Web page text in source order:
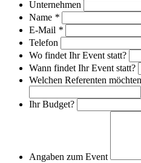
Unternehmen
Name *
E-Mail *
Telefon
Wo findet Ihr Event statt?
Wann findet Ihr Event statt?
Welchen Referenten
Ihr Budget?
Angaben zum Event